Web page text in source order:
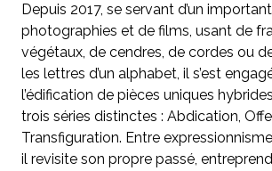
Depuis 2017, se servant d’un
photographies et de films, usant de
végétaux, de cendres, de cordes ou
les lettres d’un alphabet, il s’est
l’édification de pièces uniques
trois séries distinctes : Abdication,
Transfiguration. Entre
il revisite son propre passé,